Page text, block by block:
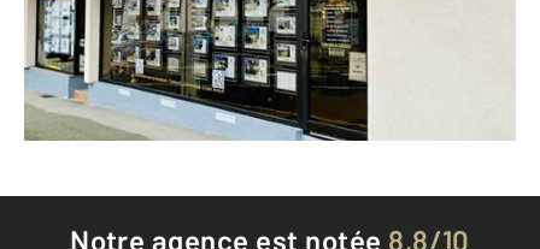
Envoyer un message
Téléphoner à l'agence
Notre agence est notée 8,8/10